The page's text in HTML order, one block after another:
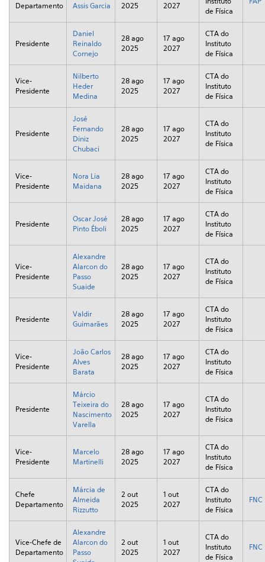
Departamento Assis Garcia 2025 2027
de Física
Presidente
Daniel
Reinaldo
Cornejo
28 ago
2025
17 ago
2027
CTA do
Instituto
de Física
Vice-
Presidente
Nilberto
Heder
Medina
28 ago
2025
17 ago
2027
CTA do
Instituto
de Física
Presidente
José
Fernando
Diniz
Chubaci
28 ago
2025
17 ago
2027
CTA do
Instituto
de Física
Vice-
Presidente
Nora Lia
Maidana
28 ago
2025
17 ago
2027
CTA do
Instituto
de Física
Presidente
Oscar José
Pinto Éboli
28 ago
2025
17 ago
2027
CTA do
Instituto
de Física
Vice-
Presidente
Alexandre
Alarcon do
Passo
Suaide
28 ago
2025
17 ago
2027
CTA do
Instituto
de Física
Presidente
Valdir
Guimarães
28 ago
2025
17 ago
2027
CTA do
Instituto
de Física
Vice-
Presidente
João Carlos
Alves
Barata
28 ago
2025
17 ago
2027
CTA do
Instituto
de Física
Presidente
Márcio
Teixeira do
Nascimento
Varella
28 ago
2025
17 ago
2027
CTA do
Instituto
de Física
Vice-
Presidente
Marcelo
Martinelli
28 ago
2025
17 ago
2027
CTA do
Instituto
de Física
Chefe
Departamento
Márcia de
Almeida
Rizzutto
2 out
2025
1 out
2027
CTA do
Instituto
de Física
FNC
Vice-Chefe de
Departamento
Alexandre
Alarcon do
Passo
2 out
2025
1 out
2027
CTA do
Instituto
de Física
FNC